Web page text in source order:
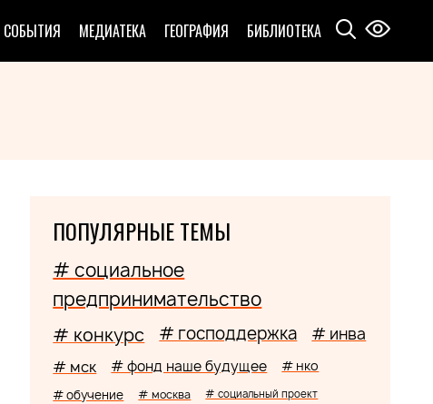
СОБЫТИЯ МЕДИАТЕКА ГЕОГРАФИЯ БИБЛИОТЕКА
ПОПУЛЯРНЫЕ ТЕМЫ
# социальное
предпринимательство
# конкурс # господдержка # инва
# мск # фонд наше будущее # нко
# обучение # москва # социальный проект